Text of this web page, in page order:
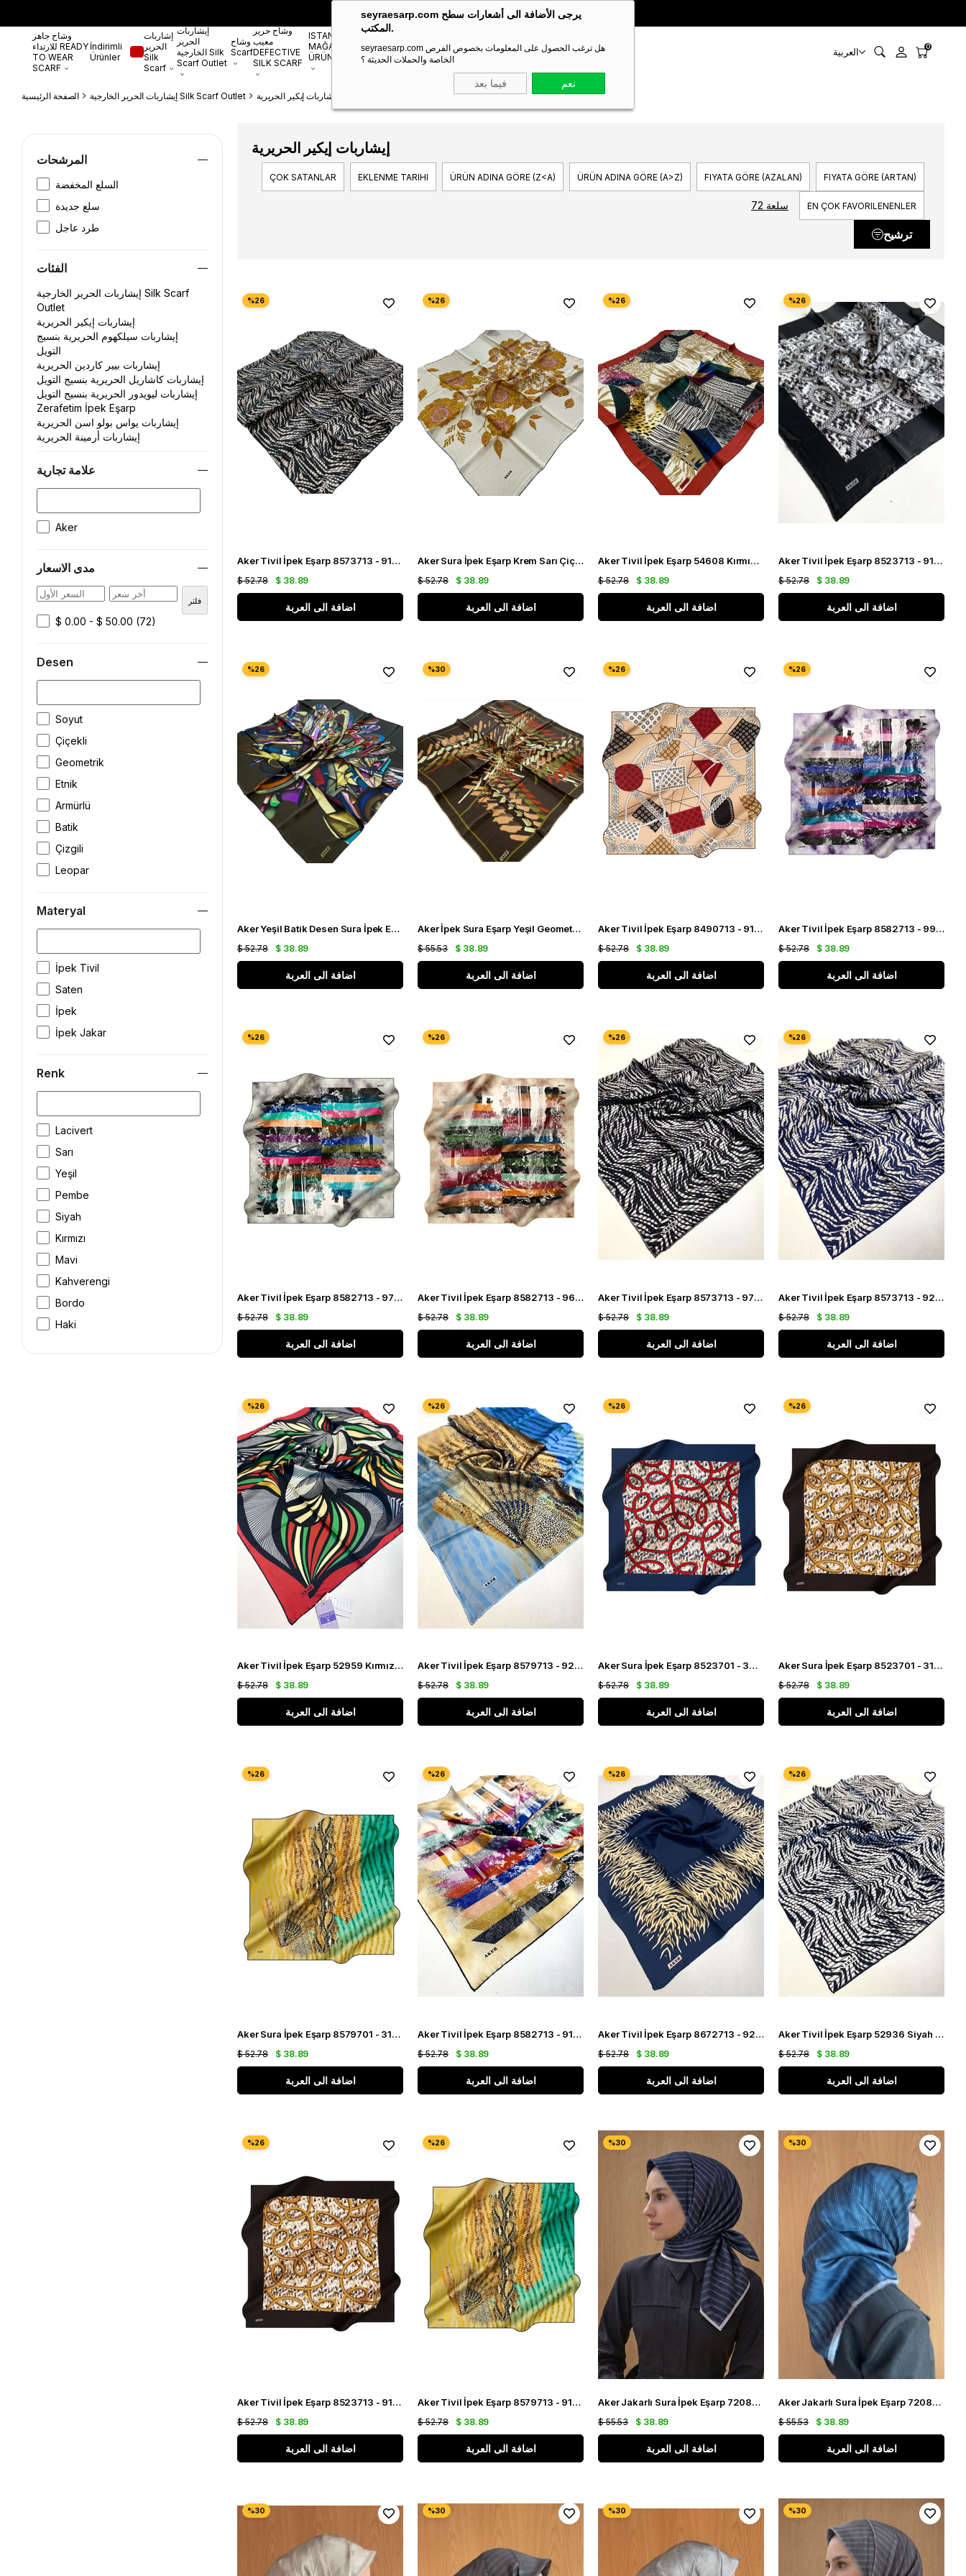
seyraesarp.com يرجى الأضافة الى أشعارات سطح
المكتب.
seyraesarp.com هل ترغب الحصول على المعلومات بخصوص الفرص
الخاصة والحملات الحديثة ؟
فيما بعد نعم
🎁 خصم خاص **10%** على طلبك الأول! الكود:SEYRA10
وشاح جاهز
للارتداء READY
TO WEAR
SCARF
İndirimli
Ürünler
إشاربات
الحرير
Silk
Scarf
إيشاربات
الحرير
الخارجية Silk
Scarf Outlet
وشاح
Scarf
وشاح حرير
معيب
DEFECTIVE
SILK SCARF
ISTANBUL
MAĞAZA
ÜRÜNLERİ
Shawl
مستلزمات
Scarf
Accessory
العربية 0
الصفحة الرئيسية إيشاربات الحرير الخارجية Silk Scarf Outlet إيشاربات إيكير الحريرية
المرشحات
السلع المخفضة
سلع جديدة
طرد عاجل
الفئات
إيشاربات الحرير الخارجية Silk Scarf
Outlet
إيشاربات إيكير الحريرية
إيشاربات سيلكهوم الحريرية بنسيج
التويل
إيشاربات بيير كاردين الحريرية
إيشاربات كاشاريل الحريرية بنسيج التويل
إيشاربات ليويدور الحريرية بنسيج التويل
Zerafetim İpek Eşarp
إيشاربات يواس بولو اسن الحريرية
إيشاربات أرمينة الحريرية
علامة تجارية
Aker
مدى الاسعار
فلتر
$ 0.00 - $ 50.00 (72)
Desen
Soyut
Çiçekli
Geometrik
Etnik
Armürlü
Batik
Çizgili
Leopar
Materyal
İpek Tivil
Saten
İpek
İpek Jakar
Renk
Lacivert
Sarı
Yeşil
Pembe
Siyah
Kırmızı
Mavi
Kahverengi
Bordo
Haki
إيشاربات إيكير الحريرية
FIYATA GÖRE (ARTAN)
FIYATA GÖRE (AZALAN)
ÜRÜN ADINA GÖRE (A>Z)
ÜRÜN ADINA GÖRE (Z<A)
EKLENME TARIHI
ÇOK SATANLAR
EN ÇOK FAVORILENENLER 72 سلعة
ترشيح
Aker Tivil İpek Eşarp 8573713 - 912 Siyah Zebra Desen
$ 38.89
$ 52.78
اضافة الى العربة
Aker Sura İpek Eşarp Krem Sarı Çiçek Desen 7194701 - 311
$ 38.89
$ 52.78
اضافة الى العربة
Aker Tivil İpek Eşarp 54608 Kırmızı Sarı Leopar Desen
$ 38.89
$ 52.78
اضافة الى العربة
Aker Tivil İpek Eşarp 8523713 - 912 Siyah - Beyaz Karışık Desen
$ 38.89
$ 52.78
اضافة الى العربة
Aker Yeşil Batik Desen Sura İpek Eşarp 33167
$ 38.89
$ 52.78
اضافة الى العربة
Aker İpek Sura Eşarp Yeşil Geometrik Desen 40251
$ 38.89
$ 55.53
اضافة الى العربة
Aker Tivil İpek Eşarp 8490713 - 911 Hardal Monogram Desen
$ 38.89
$ 52.78
اضافة الى العربة
Aker Tivil İpek Eşarp 8582713 - 991 Lila Karışık Desen
$ 38.89
$ 52.78
اضافة الى العربة
Aker Tivil İpek Eşarp 8582713 - 971 Gri Karışık Desen
$ 38.89
$ 52.78
اضافة الى العربة
Aker Tivil İpek Eşarp 8582713 - 961 Karışık Desen
$ 38.89
$ 52.78
اضافة الى العربة
Aker Tivil İpek Eşarp 8573713 - 971 Antrasit Gri Zebra Desen
$ 38.89
$ 52.78
اضافة الى العربة
Aker Tivil İpek Eşarp 8573713 - 921 Lacivert Beyaz Zebra Desen
$ 38.89
$ 52.78
اضافة الى العربة
Aker Tivil İpek Eşarp 52959 Kırmızı Zebra Desen
$ 38.89
$ 52.78
اضافة الى العربة
Aker Tivil İpek Eşarp 8579713 - 921 Mavi Lepoar Desen
$ 38.89
$ 52.78
اضافة الى العربة
Aker Sura İpek Eşarp 8523701 - 322 Lacivert Hasır Desen
$ 38.89
$ 52.78
اضافة الى العربة
Aker Sura İpek Eşarp 8523701 - 311 Siyah Hasır Desen
$ 38.89
$ 52.78
اضافة الى العربة
Aker Sura İpek Eşarp 8579701 - 313 Yeşil Deri Desen
$ 38.89
$ 52.78
اضافة الى العربة
Aker Tivil İpek Eşarp 8582713 - 913 Sarı Etnik Desen
$ 38.89
$ 52.78
اضافة الى العربة
Aker Tivil İpek Eşarp 8672713 - 922 Lacivert Zebra Desen
$ 38.89
$ 52.78
اضافة الى العربة
Aker Tivil İpek Eşarp 52936 Siyah Gri Zebra Desen
$ 38.89
$ 52.78
اضافة الى العربة
Aker Tivil İpek Eşarp 8523713 - 911 Siyah Armürlü Desen
$ 38.89
$ 52.78
اضافة الى العربة
Aker Tivil İpek Eşarp 8579713 - 913 Sarı Leopar Desen
$ 38.89
$ 52.78
اضافة الى العربة
Aker Jakarlı Sura İpek Eşarp 7208405 - 322 SYR52631 Lacivert Simli Desen
$ 38.89
$ 55.53
اضافة الى العربة
Aker Jakarlı Sura İpek Eşarp 7208405 - 324 SYR52630 Lacivert Gümüş Simli Desen
$ 38.89
$ 55.53
اضافة الى العربة